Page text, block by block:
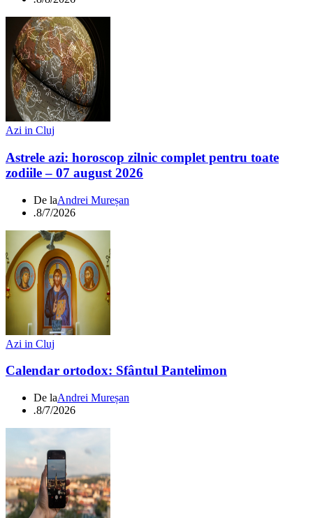
Azi in Cluj
Astrele azi: horoscop zilnic complet pentru toate
zodiile – 07 august 2026
De laAndrei Mureșan
.8/7/2026
Azi in Cluj
Calendar ortodox: Sfântul Pantelimon
De laAndrei Mureșan
.8/7/2026